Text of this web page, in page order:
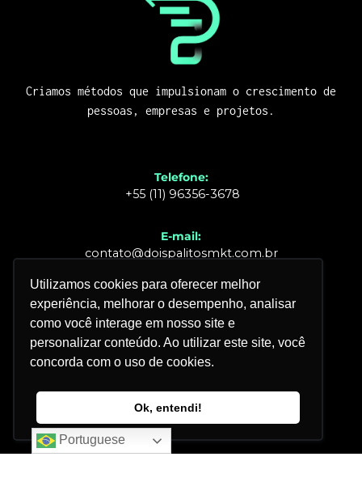
Utilizamos cookies para oferecer melhor
experiência, melhorar o desempenho, analisar
como você interage em nosso site e
personalizar conteúdo. Ao utilizar este site, você
concorda com o uso de cookies.
Ok, entendi!
Criamos métodos que impulsionam o crescimento de
pessoas, empresas e projetos.
Telefone:
+55 (11) 96356-3678
E-mail:
contato@doispalitosmkt.com.br
Endereço:
Somos Digitais <3
Portuguese